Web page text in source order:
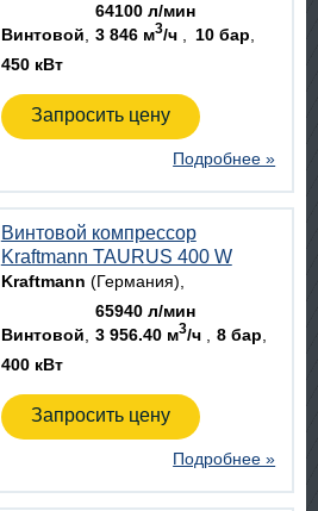
Винтовой
64100 л/мин
3 846 м3/ч
10 бар
450 кВт
Запросить цену
Подробнее »
Винтовой компрессор
Kraftmann TAURUS 400 W
Kraftmann (Германия)
Винтовой
65940 л/мин
3 956.40 м3/ч
8 бар
400 кВт
Запросить цену
Подробнее »